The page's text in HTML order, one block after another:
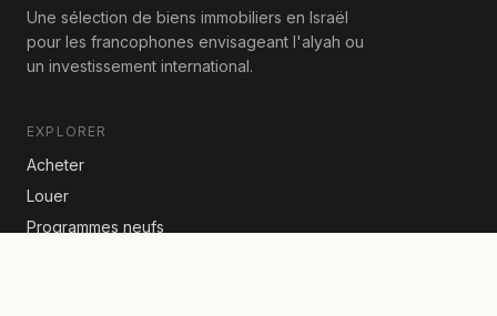
Une sélection de biens immobiliers en Israël
pour les francophones envisageant l'alyah ou
un investissement international.
EXPLORER
Acheter
Louer
Programmes neufs